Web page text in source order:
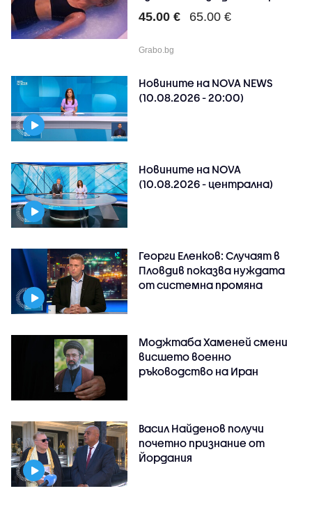
45.00 € 65.00 €
Grabo.bg
Новините на NOVA NEWS
(10.08.2026 - 20:00)
Новините на NOVA
(10.08.2026 - централна)
Георги Еленков: Случаят в
Пловдив показва нуждата
от системна промяна
Моджтаба Хаменей смени
висшето военно
ръководство на Иран
Васил Найденов получи
почетно признание от
Йордания